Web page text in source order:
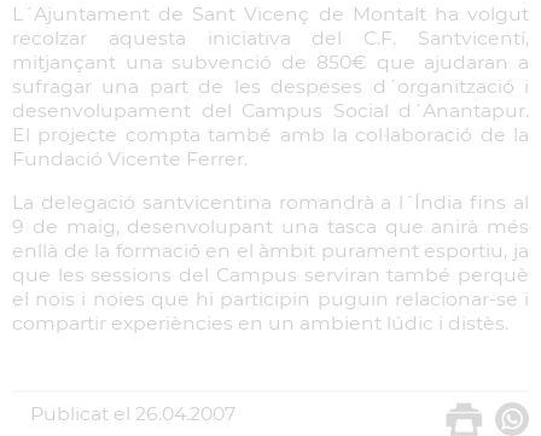
L´Ajuntament de Sant Vicenç de Montalt ha volgut
recolzar aquesta iniciativa del C.F. Santvicentí,
mitjançant una subvenció de 850€ que ajudaran a
sufragar una part de les despeses d´organització i
desenvolupament del Campus Social d´Anantapur.
El projecte compta també amb la col·laboració de la
Fundació Vicente Ferrer.
La delegació santvicentina romandrà a l´Índia fins al
9 de maig, desenvolupant una tasca que anirà més
enllà de la formació en el àmbit purament esportiu, ja
que les sessions del Campus serviran també perquè
el nois i noies que hi participin puguin relacionar-se i
compartir experiències en un ambient lúdic i distès.
Publicat el 26.04.2007